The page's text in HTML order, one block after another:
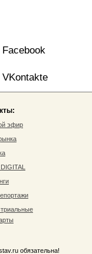
эфир
обязательна!